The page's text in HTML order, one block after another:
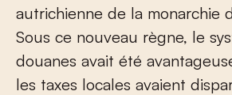
autrichienne de la monarchie
Sous ce nouveau règne, le
douanes avait été
les taxes locales avaient